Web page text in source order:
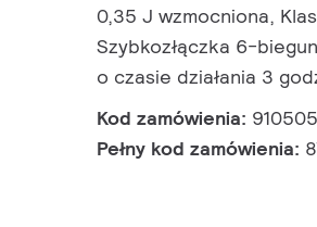
0,35 J wzmocniona,
Szybkozłączka 6-
o czasie działania 3
Kod zamówienia:
Pełny kod zamówienia: